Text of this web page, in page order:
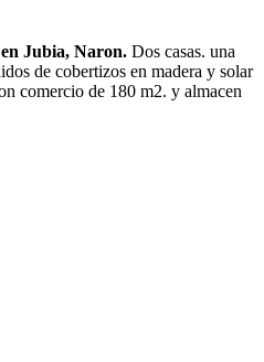
Jubia, Naron. Dos casas. una
de cobertizos en madera y solar
comercio de 180 m2. y almacen